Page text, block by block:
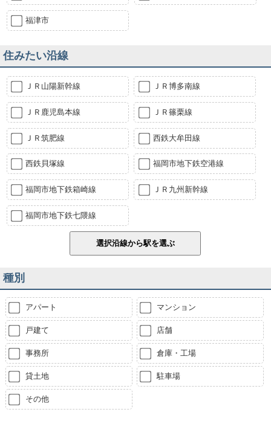
福津市
住みたい沿線
ＪＲ山陽新幹線 ＪＲ博多南線
ＪＲ鹿児島本線 ＪＲ篠栗線
ＪＲ筑肥線 西鉄大牟田線
西鉄貝塚線 福岡市地下鉄空港線
福岡市地下鉄箱崎線 ＪＲ九州新幹線
福岡市地下鉄七隈線
種別
アパート マンション
戸建て 店舗
事務所 倉庫・工場
貸土地 駐車場
その他